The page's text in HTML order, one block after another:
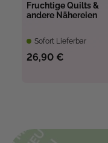
Fruchtige Quilts &
andere Nähereien
Sofort Lieferbar
26,90 €